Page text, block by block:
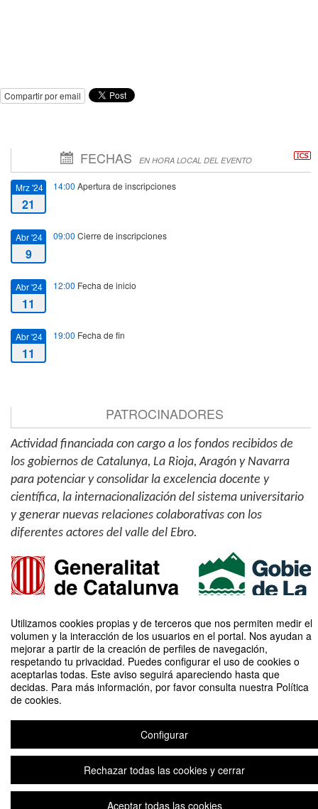
Utilizamos cookies propias y de terceros que nos permiten medir el
volumen y la interacción de los usuarios en el portal. Nos ayudan a
mejorar a partir de la creación de perfiles de navegación,
respetando tu privacidad. Puedes configurar el uso de cookies o
aceptarlas todas. Este aviso seguirá apareciendo hasta que
decidas. Para más información, por favor consulta nuestra Política
de cookies.
Configurar
Rechazar todas las cookies y cerrar
Aceptar todas las cookies
Compartir por email
FECHAS EN HORA LOCAL DEL EVENTO
Mrz '24
21
14:00 Apertura de inscripciones
Abr '24
9
09:00 Cierre de inscripciones
Abr '24
11
12:00 Fecha de inicio
Abr '24
11
19:00 Fecha de fin
PATROCINADORES
Actividad financiada con cargo a los fondos recibidos de
los gobiernos de Catalunya, La Rioja, Aragón y Navarra
para potenciar y consolidar la excelencia docente y
científica, la internacionalización del sistema universitario
y generar nuevas relaciones colaborativas con los
diferentes actores del valle del Ebro.
INTERNATIONAL PhD STUDENT DAY
Aviso legal|Contacto
Plataforma de organización de eventos Symposium
Copyright © 2026